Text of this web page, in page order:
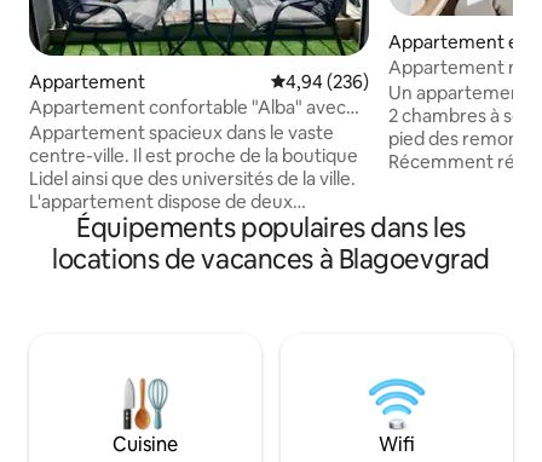
Appartement Évaluation moyenne sur la
4,94 (236)
Appartement confortable "Alba" avec
deux chambres!
Appartement spacieux dans le vaste
centre-ville. Il est proche de la boutique
Lidel ainsi que des universités de la ville.
L'appartement dispose de deux
chambres avec lits (144/190 et 120/190),
d'un salon avec un canapé convertible,
d'une cuisine équipée avec une grande
du centre idéal. Il y a un parking gratuit
derrière l'immeuble, sous réserve de
disponibilité. Le parking devant
l'immeuble est payant en semaine et le
Appartement en
Appartement
de la remontée
Un appartement
2 chambres à
pied des
Récemment
vacances d'hiver.
d'un grand salon
pour une finition
avec douche à
pour profiter du
vue sur la
Équipements populaires dans les
locations de vacances à Blagoevgrad
Cuisine Wifi